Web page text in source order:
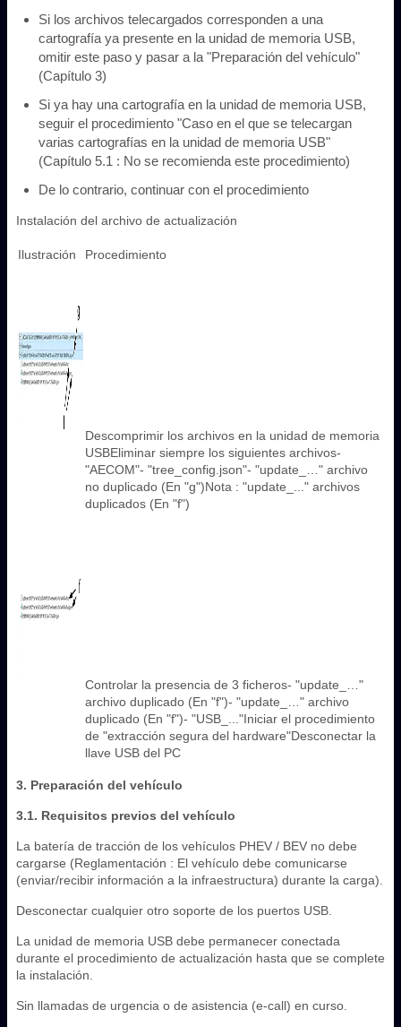
Si los archivos telecargados corresponden a una
cartografía ya presente en la unidad de memoria USB,
omitir este paso y pasar a la "Preparación del vehículo"
(Capítulo 3)
Si ya hay una cartografía en la unidad de memoria USB,
seguir el procedimiento "Caso en el que se telecargan
varias cartografías en la unidad de memoria USB"
(Capítulo 5.1 : No se recomienda este procedimiento)
De lo contrario, continuar con el procedimiento
Instalación del archivo de actualización
Ilustración Procedimiento
Descomprimir los archivos en la unidad de memoria
USBEliminar siempre los siguientes archivos-
"AECOM"- "tree_config.json"- "update_…" archivo
no duplicado (En "g")Nota : "update_..." archivos
duplicados (En "f")
Controlar la presencia de 3 ficheros- "update_…"
archivo duplicado (En "f")- "update_…" archivo
duplicado (En "f")- "USB_..."Iniciar el procedimiento
de "extracción segura del hardware"Desconectar la
llave USB del PC
3. Preparación del vehículo
3.1. Requisitos previos del vehículo
La batería de tracción de los vehículos PHEV / BEV no debe
cargarse (Reglamentación : El vehículo debe comunicarse
(enviar/recibir información a la infraestructura) durante la carga).
Desconectar cualquier otro soporte de los puertos USB.
La unidad de memoria USB debe permanecer conectada
durante el procedimiento de actualización hasta que se complete
la instalación.
Sin llamadas de urgencia o de asistencia (e-call) en curso.